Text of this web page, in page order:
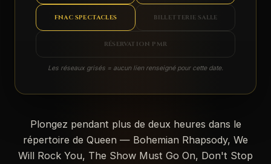
FNAC SPECTACLES BILLETTERIE SALLE
RÉSERVATION PMR
Les réseaux grisés = aucun lien renseigné pour cette date.
Plongez pendant plus de deux heures dans le
répertoire de Queen — Bohemian Rhapsody, We
Will Rock You, The Show Must Go On, Don't Stop